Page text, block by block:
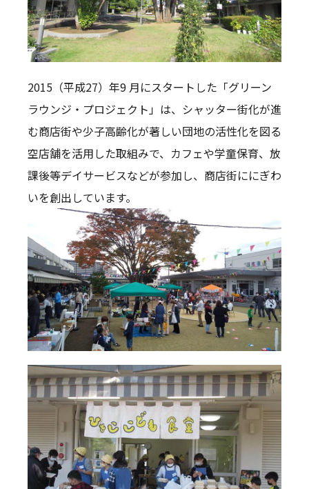
2015（平成27）年9 月にスタートした「グリーン
ラウンジ・プロジェクト」は、シャッター街化が進
む商店街や少子高齢化が著しい団地の活性化を図る
空店舗を活用した取組みで、カフェや学童保育、放
課後等デイサービスなどが参加し、商店街ににぎわ
いを創出しています。